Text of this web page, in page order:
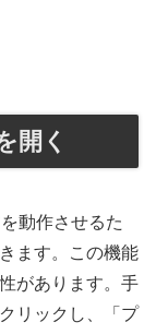
開く
動作させるた
ます。この機能
があります。手
リックし、「プ